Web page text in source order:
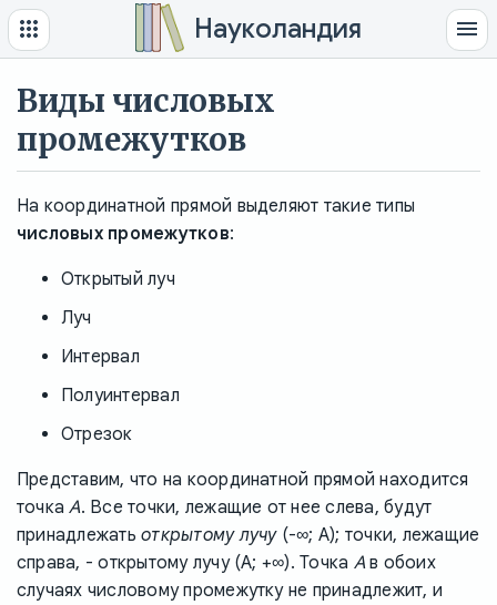
Науколандия
Виды числовых
промежутков
На координатной прямой выделяют такие типы
числовых промежутков:
Открытый луч
Луч
Интервал
Полуинтервал
Отрезок
Представим, что на координатной прямой находится
точкаA. Все точки, лежащие от нее слева, будут
принадлежатьоткрытому лучу(-∞; A); точки, лежащие
справа, - открытому лучу (A; +∞). Точка Aв обоих
случаях числовому промежутку не принадлежит, и